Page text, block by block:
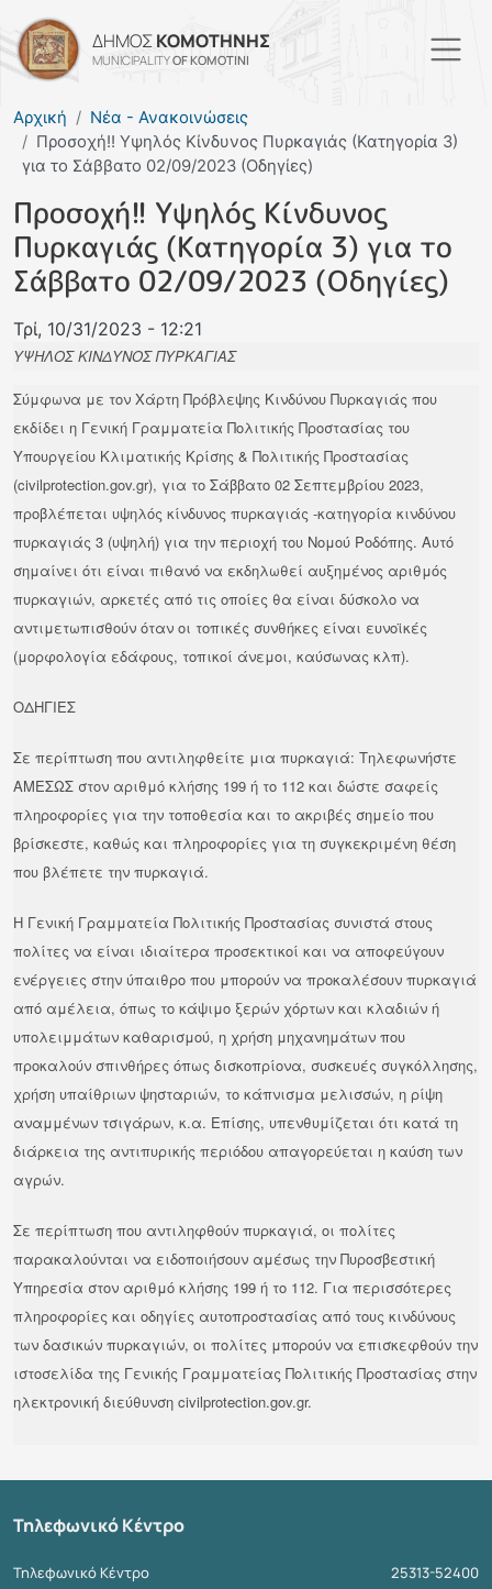
Παράκαμψη προς το
ΔΗΜΟΣΚΟΜΟΤΗΝΗΣ
MUNICIPALITYOF KOMOTINI
Αρχική
Νέα - Ανακοινώσεις
Προσοχή!! Υψηλός Κίνδυνος Πυρκαγιάς (Κατηγορία 3)
για το Σάββατο 02/09/2023 (Οδηγίες)
Προσοχή!! Υψηλός Κίνδυνος
Πυρκαγιάς (Κατηγορία 3) για το
Σάββατο 02/09/2023 (Οδηγίες)
Τρί, 10/31/2023 - 12:21
ΥΨΗΛΟΣ ΚΙΝΔΥΝΟΣ ΠΥΡΚΑΓΙΑΣ
Σύμφωνα με τον Χάρτη Πρόβλεψης Κινδύνου Πυρκαγιάς που
εκδίδει η Γενική Γραμματεία Πολιτικής Προστασίας του
Υπουργείου Κλιματικής Κρίσης & Πολιτικής Προστασίας
(civilprotection.gov.gr), για το Σάββατο 02 Σεπτεμβρίου 2023,
προβλέπεται υψηλός κίνδυνος πυρκαγιάς -κατηγορία κινδύνου
πυρκαγιάς 3 (υψηλή) για την περιοχή του Νομού Ροδόπης. Αυτό
σημαίνει ότι είναι πιθανό να εκδηλωθεί αυξημένος αριθμός
πυρκαγιών, αρκετές από τις οποίες θα είναι δύσκολο να
αντιμετωπισθούν όταν οι τοπικές συνθήκες είναι ευνοϊκές
(μορφολογία εδάφους, τοπικοί άνεμοι, καύσωνας κλπ).
ΟΔΗΓΙΕΣ
Σε περίπτωση που αντιληφθείτε μια πυρκαγιά: Τηλεφωνήστε
ΑΜΕΣΩΣ στον αριθμό κλήσης 199 ή το 112 και δώστε σαφείς
πληροφορίες για την τοποθεσία και το ακριβές σημείο που
βρίσκεστε, καθώς και πληροφορίες για τη συγκεκριμένη θέση
που βλέπετε την πυρκαγιά.
Η Γενική Γραμματεία Πολιτικής Προστασίας συνιστά στους
πολίτες να είναι ιδιαίτερα προσεκτικοί και να αποφεύγουν
ενέργειες στην ύπαιθρο που μπορούν να προκαλέσουν πυρκαγιά
από αμέλεια, όπως το κάψιμο ξερών χόρτων και κλαδιών ή
υπολειμμάτων καθαρισμού, η χρήση μηχανημάτων που
προκαλούν σπινθήρες όπως δισκοπρίονα, συσκευές συγκόλλησης,
χρήση υπαίθριων ψησταριών, το κάπνισμα μελισσών, η ρίψη
αναμμένων τσιγάρων, κ.α. Επίσης, υπενθυμίζεται ότι κατά τη
διάρκεια της αντιπυρικής περιόδου απαγορεύεται η καύση των
αγρών.
Σε περίπτωση που αντιληφθούν πυρκαγιά, οι πολίτες
παρακαλούνται να ειδοποιήσουν αμέσως την Πυροσβεστική
Υπηρεσία στον αριθμό κλήσης 199 ή το 112. Για περισσότερες
πληροφορίες και οδηγίες αυτοπροστασίας από τους κινδύνους
των δασικών πυρκαγιών, οι πολίτες μπορούν να επισκεφθούν την
ιστοσελίδα της Γενικής Γραμματείας Πολιτικής Προστασίας στην
ηλεκτρονική διεύθυνση civilprotection.gov.gr.
Τηλεφωνικό Κέντρο
Τηλεφωνικό Κέντρο
25313-52400